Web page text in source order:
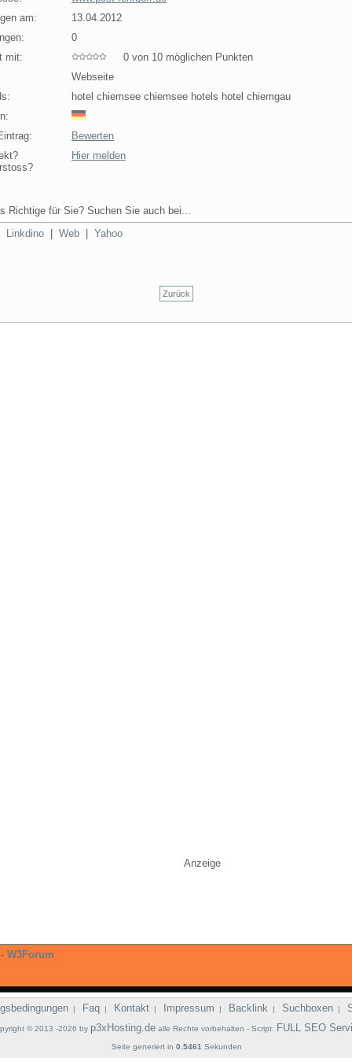
am:
13.04.2012
0
mit:
0 von 10 möglichen Punkten
Webseite
hotel chiemsee chiemsee hotels hotel chiemgau
Bewerten
Hier melden
Richtige für Sie? Suchen Sie auch bei...
Linkdino Web Yahoo
Zurück
Anzeige
W3Forum
| Faq | Kontakt | Impressum | Backlink | Suchboxen |
© 2013 -2026 by p3xHosting.dealle Rechte vorbehalten - Script: FULL SEO
Seite generiert in 0.5461 Sekunden